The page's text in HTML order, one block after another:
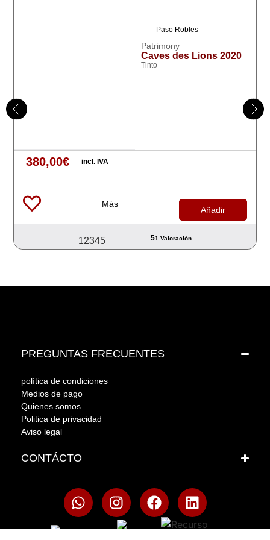
la intensidad y concentración del vino. La vinificación se
lleva a cabo sin clarificación ni filtración, permitiendo
En nariz, despliega aromas intensos de crème de
cassis, arándanos, violetas, pimienta molida y un toque
integrada y su profundidad le otorgan un gran potencial
Información adicional
Paso Robles
Patrimony
Caves des Lions 2020
Tinto
380,00€ incl. IVA
Más
Añadir
12345 51 Valoración
PREGUNTAS FRECUENTES
política de condiciones
Medios de pago
Quienes somos
Politica de privacidad
Aviso legal
CONTÁCTO